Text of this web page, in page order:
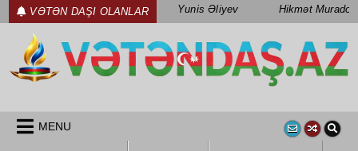
Skip
to
content
VƏTƏN DAŞI OLANLAR Yunis Əliyev Hikmət Muradov
MENU